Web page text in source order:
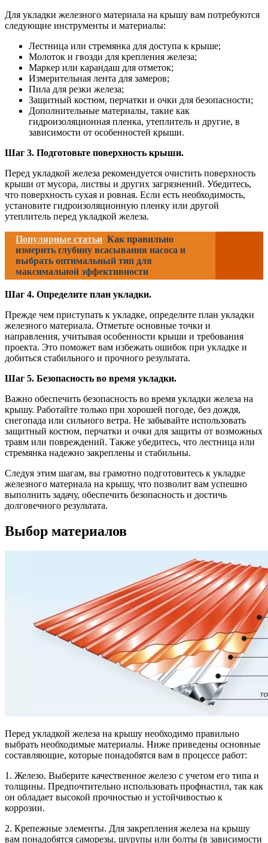
Для укладки железного материала на крышу вам потребуются
следующие инструменты и материалы:
Лестница или стремянка для доступа к крыше;
Молоток и гвозди для крепления железа;
Маркер или карандаш для отметок;
Измерительная лента для замеров;
Пила для резки железа;
Защитный костюм, перчатки и очки для безопасности;
Дополнительные материалы, такие как
гидроизоляционная пленка, утеплитель и другие, в
зависимости от особенностей крыши.
Шаг 3. Подготовьте поверхность крыши.
Перед укладкой железа рекомендуется очистить поверхность
крыши от мусора, листвы и других загрязнений. Убедитесь,
что поверхность сухая и ровная. Если есть необходимость,
установите гидроизоляционную пленку или другой
утеплитель перед укладкой железа.
Популярные статьи Как правильно
измерить глубину всасывания насоса и
выбрать оптимальный тип для
максимальной эффективности
Шаг 4. Определите план укладки.
Прежде чем приступать к укладке, определите план укладки
железного материала. Отметьте основные точки и
направления, учитывая особенности крыши и требования
проекта. Это поможет вам избежать ошибок при укладке и
добиться стабильного и прочного результата.
Шаг 5. Безопасность во время укладки.
Важно обеспечить безопасность во время укладки железа на
крышу. Работайте только при хорошей погоде, без дождя,
снегопада или сильного ветра. Не забывайте использовать
защитный костюм, перчатки и очки для защиты от возможных
травм или повреждений. Также убедитесь, что лестница или
стремянка надежно закреплены и стабильны.
Следуя этим шагам, вы грамотно подготовитесь к укладке
железного материала на крышу, что позволит вам успешно
выполнить задачу, обеспечить безопасность и достичь
долговечного результата.
Выбор материалов
Перед укладкой железа на крышу необходимо правильно
выбрать необходимые материалы. Ниже приведены основные
составляющие, которые понадобятся вам в процессе работ:
1. Железо. Выберите качественное железо с учетом его типа и
толщины. Предпочтительно использовать профнастил, так как
он обладает высокой прочностью и устойчивостью к
коррозии.
2. Крепежные элементы. Для закрепления железа на крышу
вам понадобятся саморезы, шурупы или болты (в зависимости